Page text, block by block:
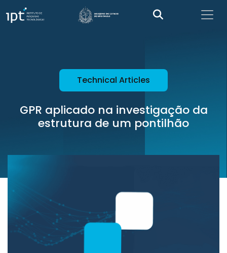
Technical Articles
GPR aplicado na investigação da
estrutura de um pontilhão